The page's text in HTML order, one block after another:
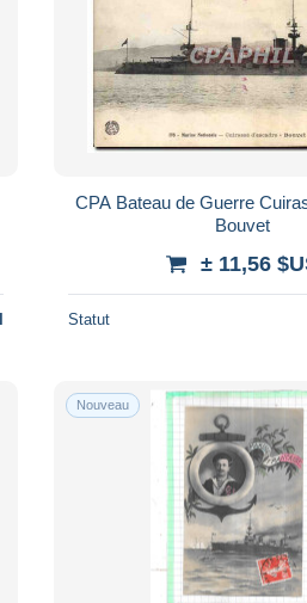
CPA Bateau de Guerre
Bouvet
± 11,56
Statut
Nouveau